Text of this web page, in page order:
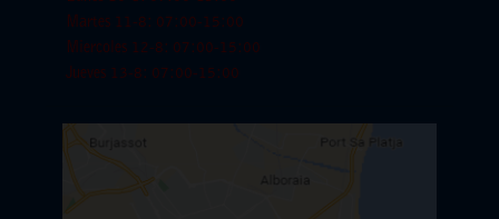
Martes 11-8: 07:00-15:00
Miercoles 12-8: 07:00-15:00
Jueves 13-8: 07:00-15:00